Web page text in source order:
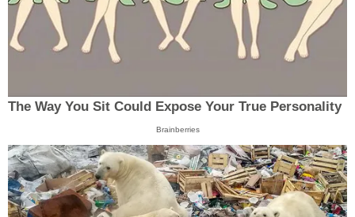
The Way You Sit Could Expose Your True Personality
Brainberries